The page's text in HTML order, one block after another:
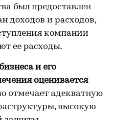
был предоставлен
доходов и расходов,
компании
ее расходы.
и его
оценивается
отмечает адекватную
высокую